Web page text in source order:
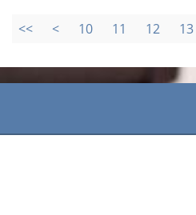
<< < 10 11 12 13